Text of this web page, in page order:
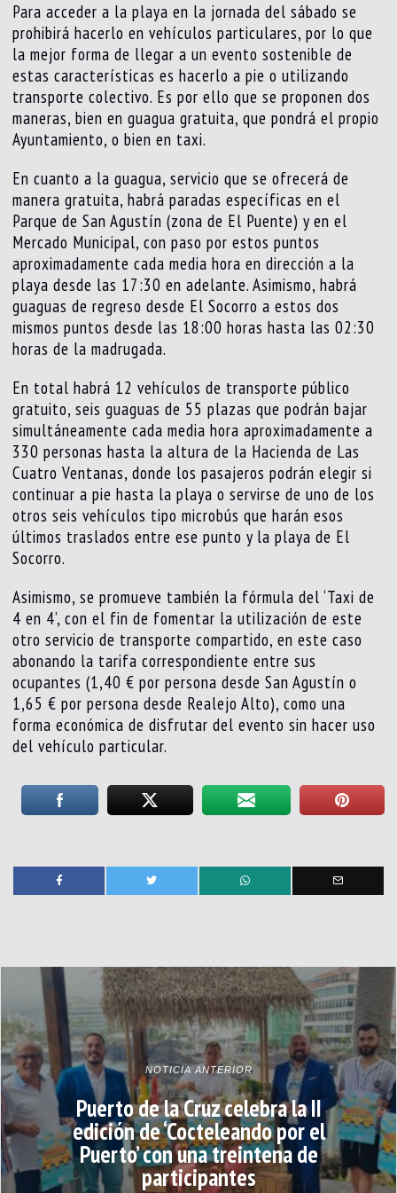
Para acceder a la playa en la jornada del sábado se
prohibirá hacerlo en vehículos particulares, por lo que
la mejor forma de llegar a un evento sostenible de
estas características es hacerlo a pie o utilizando
transporte colectivo. Es por ello que se proponen dos
maneras, bien en guagua gratuita, que pondrá el propio
Ayuntamiento, o bien en taxi.
En cuanto a la guagua, servicio que se ofrecerá de
manera gratuita, habrá paradas específicas en el
Parque de San Agustín (zona de El Puente) y en el
Mercado Municipal, con paso por estos puntos
aproximadamente cada media hora en dirección a la
playa desde las 17:30 en adelante. Asimismo, habrá
guaguas de regreso desde El Socorro a estos dos
mismos puntos desde las 18:00 horas hasta las 02:30
horas de la madrugada.
En total habrá 12 vehículos de transporte público
gratuito, seis guaguas de 55 plazas que podrán bajar
simultáneamente cada media hora aproximadamente a
330 personas hasta la altura de la Hacienda de Las
Cuatro Ventanas, donde los pasajeros podrán elegir si
continuar a pie hasta la playa o servirse de uno de los
otros seis vehículos tipo microbús que harán esos
últimos traslados entre ese punto y la playa de El
Socorro.
Asimismo, se promueve también la fórmula del ‘Taxi de
4 en 4’, con el fin de fomentar la utilización de este
otro servicio de transporte compartido, en este caso
abonando la tarifa correspondiente entre sus
ocupantes (1,40 € por persona desde San Agustín o
1,65 € por persona desde Realejo Alto), como una
forma económica de disfrutar del evento sin hacer uso
del vehículo particular.
NOTICIA ANTERIOR
Puerto de la Cruz celebra la II
edición de ‘Cocteleando por el
Puerto’ con una treintena de
participantes